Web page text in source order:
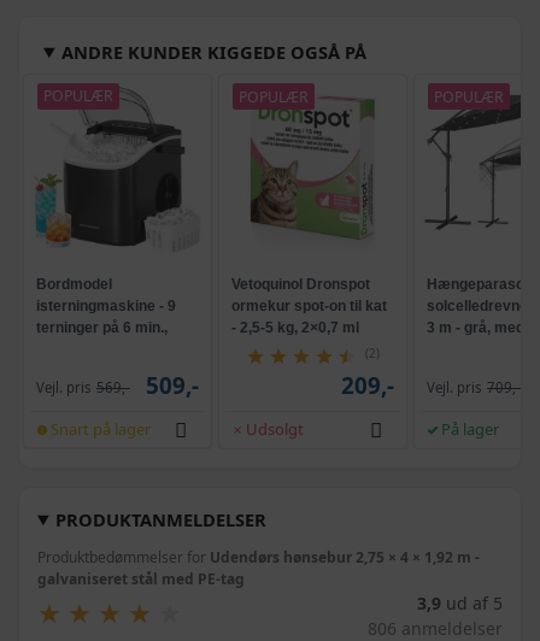
PRODUKTANMELDELSER
Produktbedømmelser for Udendørs hønsebur 2,75 × 4 × 1,92 m -
galvaniseret stål med PE-tag
★
★ ★
★ ★
★ ★
★ 3,9 ud af 5
806 anmeldelser
ANDRE KUNDER KIGGEDE OGSÅ PÅ
POPULÆR
Bordmodel
isterningmaskine - 9
terninger på 6 min.,
Vejl. pris 569,- 509,-
Snart på lager
POPULÆR
Vetoquinol Dronspot
ormekur spot-on til kat
- 2,5-5 kg, 2×0,7 ml
(2)
209,-
Udsolgt
POPULÆR
Hængeparasols
solcelledrevne
3 m - grå, med
Vejl. pris 709,-
På lager